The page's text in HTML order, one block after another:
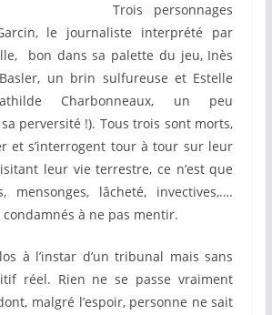
Trois personnages
le journaliste interprété par
bon dans sa palette du jeu, Inès
un brin sulfureuse et Estelle
Charbonneaux, un peu
perversité !). Tous trois sont morts,
et s’interrogent tour à tour sur leur
leur vie terrestre, ce n’est que
mensonges, lâcheté, invectives,….
condamnés à ne pas mentir.
à l’instar d’un tribunal mais sans
réel. Rien ne se passe vraiment
malgré l’espoir, personne ne sait